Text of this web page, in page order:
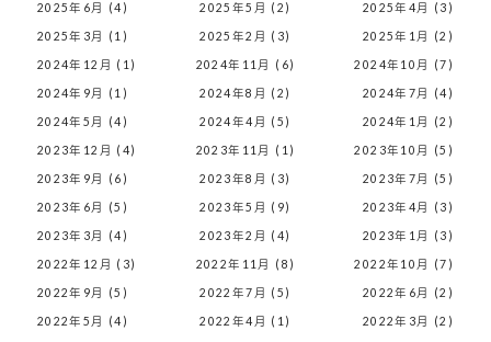
2025年6月 (4) 2025年5月 (2) 2025年4月 (3)
2025年3月 (1) 2025年2月 (3) 2025年1月 (2)
2024年12月 (1) 2024年11月 (6) 2024年10月 (7)
2024年9月 (1) 2024年8月 (2) 2024年7月 (4)
2024年5月 (4) 2024年4月 (5) 2024年1月 (2)
2023年12月 (4) 2023年11月 (1) 2023年10月 (5)
2023年9月 (6) 2023年8月 (3) 2023年7月 (5)
2023年6月 (5) 2023年5月 (9) 2023年4月 (3)
2023年3月 (4) 2023年2月 (4) 2023年1月 (3)
2022年12月 (3) 2022年11月 (8) 2022年10月 (7)
2022年9月 (5) 2022年7月 (5) 2022年6月 (2)
2022年5月 (4) 2022年4月 (1) 2022年3月 (2)